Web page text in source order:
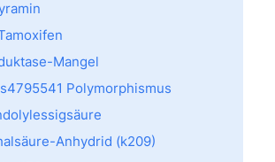
Mangel
Polymorphismus
Anhydrid (k209)